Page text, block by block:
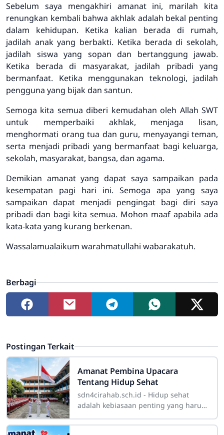
Sebelum saya mengakhiri amanat ini, marilah kita
renungkan kembali bahwa akhlak adalah bekal penting
dalam kehidupan. Ketika kalian berada di rumah,
jadilah anak yang berbakti. Ketika berada di sekolah,
jadilah siswa yang sopan dan bertanggung jawab.
Ketika berada di masyarakat, jadilah pribadi yang
bermanfaat. Ketika menggunakan teknologi, jadilah
pengguna yang bijak dan santun.
Semoga kita semua diberi kemudahan oleh Allah SWT
untuk memperbaiki akhlak, menjaga lisan,
menghormati orang tua dan guru, menyayangi teman,
serta menjadi pribadi yang bermanfaat bagi keluarga,
sekolah, masyarakat, bangsa, dan agama.
Demikian amanat yang dapat saya sampaikan pada
kesempatan pagi hari ini. Semoga apa yang saya
sampaikan dapat menjadi pengingat bagi diri saya
pribadi dan bagi kita semua. Mohon maaf apabila ada
kata-kata yang kurang berkenan.
Wassalamualaikum warahmatullahi wabarakatuh.
Berbagi
Postingan Terkait
Amanat Pembina Upacara
Tentang Hidup Sehat
sdn4cirahab.sch.id - Hidup sehat
adalah kebiasaan penting yang harus
siswa. Kesehatan bukan hanya berarti